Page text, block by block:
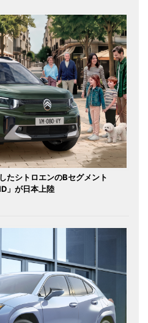
たシトロエンのBセグメント
」が日本上陸